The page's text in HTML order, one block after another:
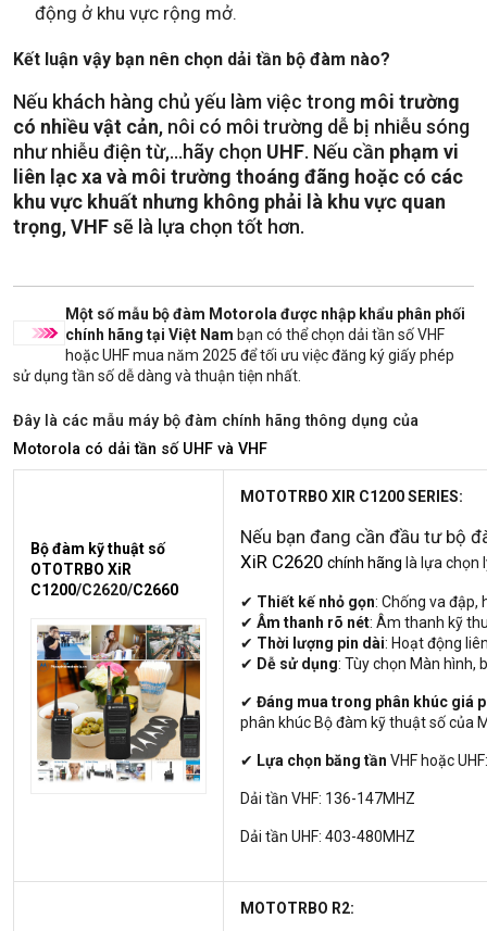
động ở khu vực rộng mở.
Kết luận vậy bạn nên chọn dải tần bộ đàm nào?
Nếu khách hàng chủ yếu làm việc trong môi trường
có nhiều vật cản, nôi có môi trường dễ bị nhiễu sóng
như nhiễu điện từ,...hãy chọn UHF. Nếu cần phạm vi
liên lạc xa và môi trường thoáng đãng hoặc có các
khu vực khuất nhưng không phải là khu vực quan
trọng,VHFsẽ là lựa chọn tốt hơn.
Một số mẫu bộ đàm Motorola được nhập khẩu phân phối
chính hãng tại Việt Nam bạn có thể chọn dải tần số VHF
hoặc UHF mua năm 2025 để tối ưu việc đăng ký giấy phép
sử dụng tần số dễ dàng và thuận tiện nhất.
Đây là các mẫu máy bộ đàm chính hãngthông dụng của
Motorola có dải tần số UHF và VHF
Bộ đàm kỹ thuật số
OTOTRBO XiR
C1200/C2620/C2660
MOTOTRBO XIR C1200 SERIES:
Nếu bạn đang cần đầu tư bộ
XiR C2620 chính hãng là lựa chọn
✔ Thiết kế nhỏ gọn: Chống va
✔ Âm thanh rõ nét: Âm thanh kỹ
✔ Thời lượng pin dài: Hoạt động
✔ Dễ sử dụng: Tùy chọn Màn hình,
✔ Đáng mua trong phân khúc giá
phân khúc Bộ đàm kỹ thuật số của
✔ Lựa chọn băng tần VHF hoặc UHF:
Dải tần VHF: 136-147MHZ
Dải tần UHF: 403-480MHZ
MOTOTRBO R2: